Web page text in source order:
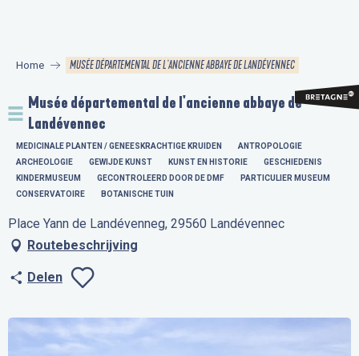
principal
Home MUSÉE DÉPARTEMENTAL DE L'ANCIENNE ABBAYE DE LANDÉVENNEC
Musée départemental de l'ancienne abbaye de
Landévennec
MEDICINALE PLANTEN / GENEESKRACHTIGE KRUIDEN
ANTROPOLOGIE
ARCHEOLOGIE
GEWIJDE KUNST KUNST EN HISTORIE
GESCHIEDENIS
KINDERMUSEUM
GECONTROLEERD DOOR DE DMF
PARTICULIER MUSEUM
CONSERVATOIRE
BOTANISCHE TUIN
Place Yann de Landévenneg, 29560 Landévennec
Routebeschrijving
Delen